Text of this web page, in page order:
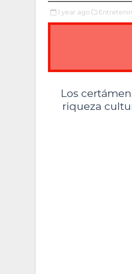
1 year ago
Los
riqueza